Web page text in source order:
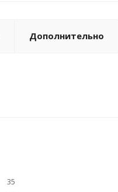
Дополнительно
35